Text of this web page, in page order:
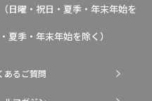
日曜・祝日・夏季・年末年始を
夏季・年末年始を除く）
あるご質問